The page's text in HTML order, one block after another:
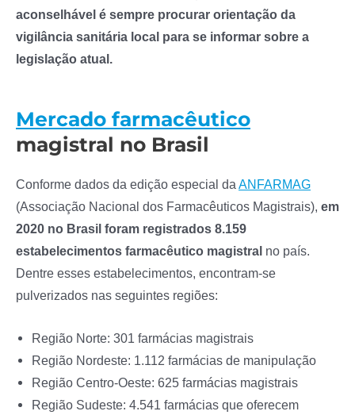
aconselhável é sempre procurar orientação da
vigilância sanitária local para se informar sobre a
legislação atual.
Mercado farmacêutico
magistral no Brasil
Conforme dados da edição especial da ANFARMAG
(Associação Nacional dos Farmacêuticos Magistrais), em
2020 no Brasil foram registrados 8.159
estabelecimentos farmacêutico magistral no país.
Dentre esses estabelecimentos, encontram-se
pulverizados nas seguintes regiões:
Região Norte: 301 farmácias magistrais
Região Nordeste: 1.112 farmácias de manipulação
Região Centro-Oeste: 625 farmácias magistrais
Região Sudeste: 4.541 farmácias que oferecem